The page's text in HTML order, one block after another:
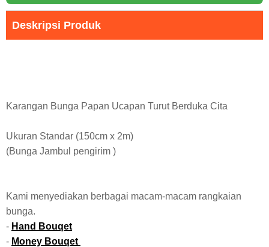
Deskripsi Produk
Karangan Bunga Papan Ucapan Turut Berduka Cita
Ukuran Standar (150cm x 2m)
(Bunga Jambul pengirim )
Kami menyediakan berbagai macam-macam rangkaian
bunga.
- Hand Bouqet
- Money Bouqet